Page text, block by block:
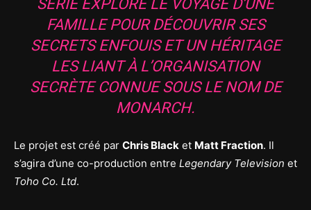
SÉRIE EXPLORE LE VOYAGE D’UNE
FAMILLE POUR DÉCOUVRIR SES
SECRETS ENFOUIS ET UN HÉRITAGE
LES LIANT À L’ORGANISATION
SECRÈTE CONNUE SOUS LE NOM DE
MONARCH.
Le projet est créé par Chris Black et Matt Fraction. Il
s’agira d’une co-production entre Legendary Television et
Toho Co. Ltd.